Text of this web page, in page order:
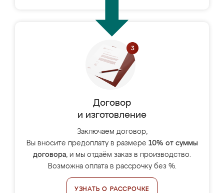
Договор
и изготовление
Заключаем договор,
Вы вносите предоплату в размере 10% от суммы
договора, и мы отдаём заказ в производство.
Возможна оплата в рассрочку без %.
УЗНАТЬ О РАССРОЧКЕ